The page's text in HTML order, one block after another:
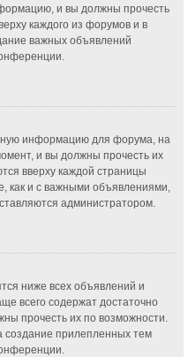
и вы должны прочесть
каждого из форумов и в
важных объявлений
информацию для форума, на
и вы должны прочесть их
вверху каждой страницы
как и с важными объявлениями,
администратором.
ниже всех объявлений и
всего содержат достаточно
прочесть их по возможности.
создание прилепленных тем